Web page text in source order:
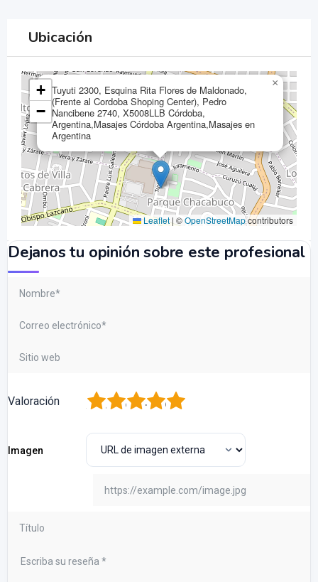
Ubicación
Tuyuti 2300, Esquina Rita Flores de Maldonado,
(Frente al Cordoba Shoping Center), Pedro
Nancibene 2740, X5008LLB Córdoba,
Argentina,Masajes Córdoba Argentina,Masajes en
Argentina
×
+
−
Leaflet |©OpenStreetMapcontributors
Dejanos tu opinión sobre este profesional
Valoración 5
4
3
2
Imagen